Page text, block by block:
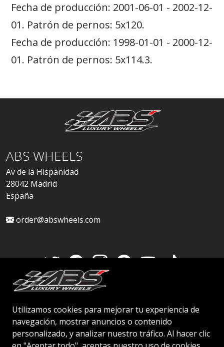
Utilizamos cookies para mejorar tu experiencia de
navegación, mostrar anuncios o contenido
personalizado, y analizar nuestro tráfico. Al hacer clic
Fecha de producción: 2001-06-01 - 2002-12-
01. Patrón de pernos: 5x120.
Fecha de producción: 1998-01-01 - 2000-12-
01. Patrón de pernos: 5x114.3.
ABS WHEELS
Av de la Hispanidad
28042 Madrid
España
order@abswheels.com
Cuenta de distribuidor